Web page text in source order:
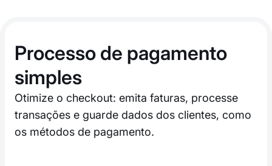
Processo de pagamento
simples
Otimize o checkout: emita faturas, processe
transações e guarde dados dos clientes, como
os métodos de pagamento.